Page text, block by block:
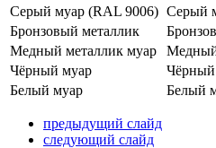
Серый муар (RAL 9006) Серый
Бронзовый металлик
Медный металлик муар
Чёрный муар
Белый муар
Белый
предыдущий слайд
следующий слайд